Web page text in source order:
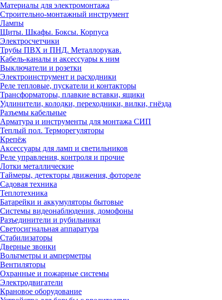
Материалы для электромонтажа
Строительно-монтажный инструмент
Лампы
Щиты. Шкафы. Боксы. Корпуса
Электросчетчики
Трубы ПВХ и ПНД. Металлорукав.
Кабель-каналы и аксессуары к ним
Выключатели и розетки
Электроинструмент и расходники
Реле тепловые, пускатели и контакторы
Трансформаторы, плавкие вставки, ящики
Удлинители, колодки, переходники, вилки, гнёзда
Разъемы кабельные
Арматура и инструменты для монтажа СИП
Теплый пол. Терморегуляторы
Крепёж
Аксессуары для ламп и светильников
Реле управления, контроля и прочие
Лотки металлические
Таймеры, детекторы движения, фотореле
Садовая техника
Теплотехника
Батарейки и аккумуляторы бытовые
Системы видеонаблюдения, домофоны
Разъединители и рубильники
Светосигнальная аппаратура
Стабилизаторы
Дверные звонки
Вольтметры и амперметры
Вентиляторы
Охранные и пожарные системы
Электродвигатели
Крановое оборудование